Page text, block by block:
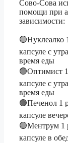
Сово-Сова
помощи при
зависимости:
🟢Нуклеалко
капсуле с
время еды
🟢Оптимист 1
капсуле с
время еды
🟢Печенол 1
капсуле
🟢Ментрум 1
капсуле в